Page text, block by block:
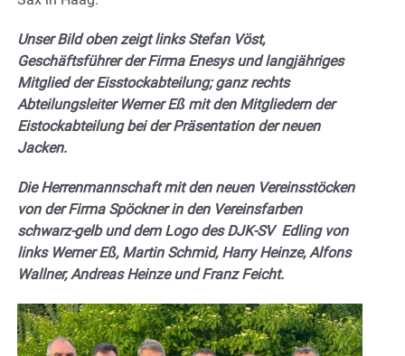
Unser Bild oben zeigt links Stefan Vöst,
Geschäftsführer der Firma Enesys und langjähriges
Mitglied der Eisstockabteilung; ganz rechts
Abteilungsleiter Werner Eß mit den Mitgliedern der
Eistockabteilung bei der Präsentation der neuen
Jacken.
Die Herrenmannschaft mit den neuen Vereinsstöcken
von der Firma Spöckner in den Vereinsfarben
schwarz-gelb und dem Logo des DJK-SV Edling von
links Werner Eß, Martin Schmid, Harry Heinze, Alfons
Wallner, Andreas Heinze und Franz Feicht.